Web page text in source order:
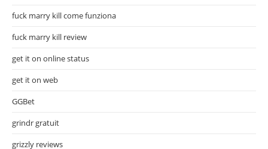
fuck marry kill come funziona
fuck marry kill review
get it on online status
get it on web
GGBet
grindr gratuit
grizzly reviews